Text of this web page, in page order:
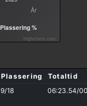
År
Plassering %
Highcharts.com
Plassering
Totaltid
9/18 06:23.54/